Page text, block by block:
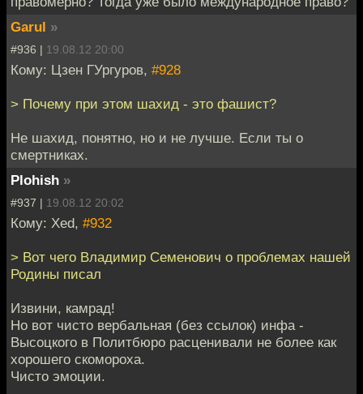
Garul »
#936 | 19.08.12 20:00
Кому: Цзен ГУргуров, #928
> Почему при этом шахид - это фашист?
Не шахид, понятно, но и не лучше. Если ты о
смертниках.
Plohish »
#937 | 19.08.12 20:02
Кому: Xed, #932
> Вот чего Владимир Семенович о проблемах нашей
Родины писал
Извини, камрад!
Но вот чисто вербальная (без ссылок) инфа -
Высоцкого в Политбюро расценивали не более как
хорошего скомороха.
Чисто эмоции.